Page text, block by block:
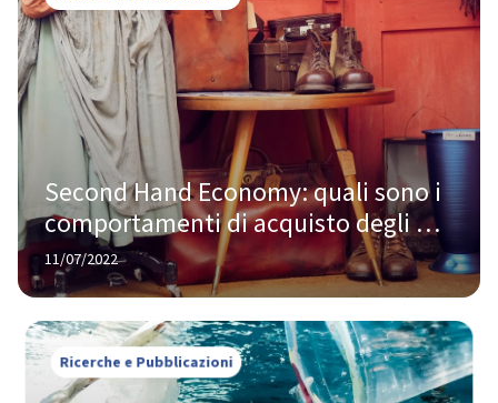
Second Hand Economy: quali sono i
comportamenti di acquisto degli
italiani
11/07/2022
Ricerche e Pubblicazioni